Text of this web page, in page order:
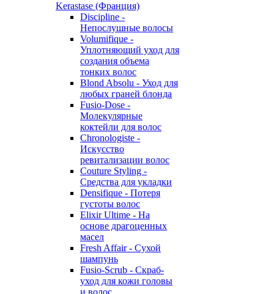
Kerastase (Франция)
Discipline -
Непослушные волосы
Volumifique -
Уплотняющий уход для
создания объема
тонких волос
Blond Absolu - Уход для
любых граней блонда
Fusio-Dose -
Молекулярные
коктейли для волос
Chronologiste -
Искусство
ревитализации волос
Couture Styling -
Средства для укладки
Densifique - Потеря
густоты волос
Elixir Ultime - На
основе драгоценных
масел
Fresh Affair - Сухой
шампунь
Fusio-Scrub - Скраб-
уход для кожи головы
и волос